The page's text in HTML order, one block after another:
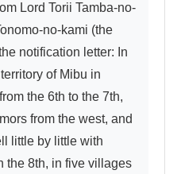
Lord Torii Tamba-no-
no-kami (the
notification letter: In
of Mibu in
the 6th to the 7th,
from the west, and
little by little with
the 8th, in five villages